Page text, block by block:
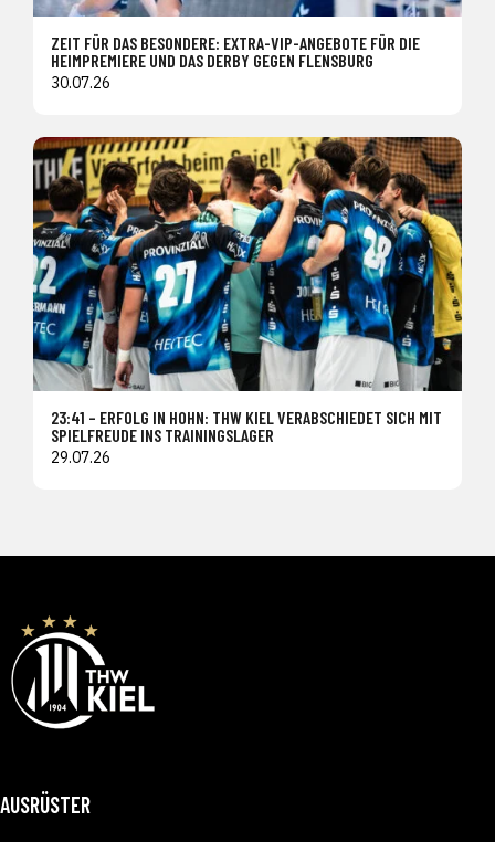
ZEIT FÜR DAS BESONDERE: EXTRA-VIP-ANGEBOTE FÜR DIE
HEIMPREMIERE UND DAS DERBY GEGEN FLENSBURG
30.07.26
23:41 – ERFOLG IN HOHN: THW KIEL VERABSCHIEDET SICH MIT
SPIELFREUDE INS TRAININGSLAGER
29.07.26
AUSRÜSTER